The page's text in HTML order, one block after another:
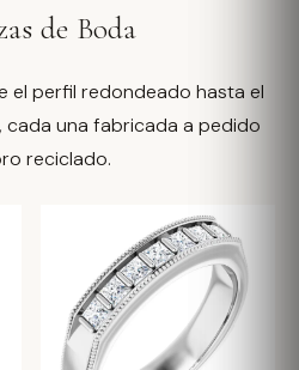
de Boda
el perfil redondeado hasta el
una fabricada a pedido
reciclado.